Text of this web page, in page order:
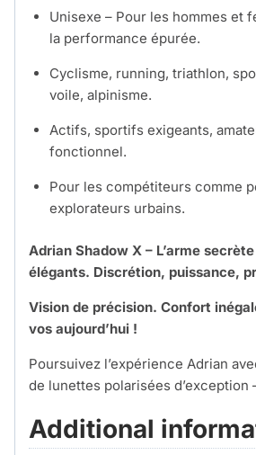
Unisexe – Pour les hommes et
la performance épurée.
Cyclisme, running, triathlon,
voile, alpinisme.
Actifs, sportifs exigeants,
fonctionnel.
Pour les compétiteurs comme
explorateurs urbains.
Adrian Shadow X – L’arme
élégants. Discrétion, puissance,
Vision de précision. Confort
vos aujourd’hui !
Poursuivez l’expérience Adrian
de lunettes polarisées d’exception
Additional